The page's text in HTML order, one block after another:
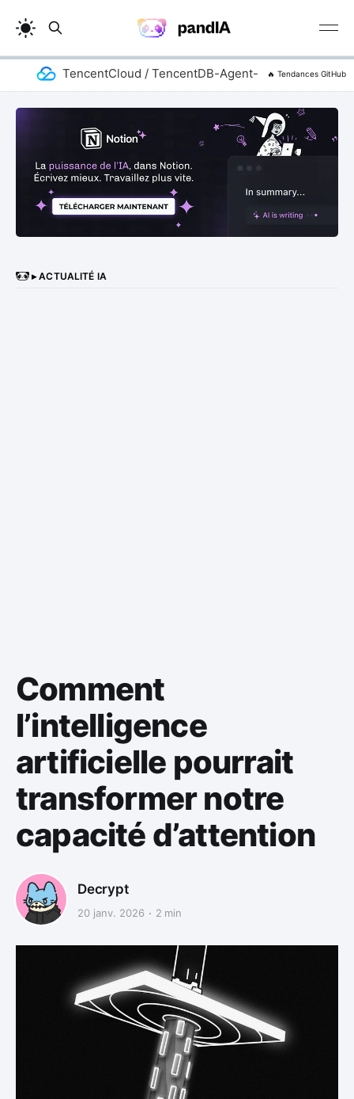
TencentCloud / TencentDB-Agent-Memory🔥 Tendances GitHub
▸ ACTUALITÉ IA
Comment
l’intelligence
artificielle pourrait
transformer notre
capacité d’attention
Decrypt
20 janv. 2026 2 min